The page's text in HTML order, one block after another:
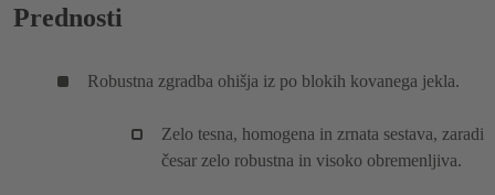
Prednosti
Robustna zgradba ohišja iz po blokih kovanega jekla.
Zelo tesna, homogena in zrnata sestava, zaradi
česar zelo robustna in visoko obremenljiva.